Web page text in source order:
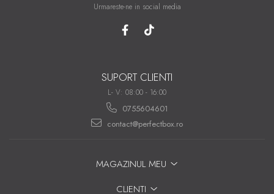
Urmareste-ne in social media
SUPORT CLIENTI
L- V: 08:00 - 16:00
0755604601
contact@perfectbox.ro
MAGAZINUL MEU
CLIENTI